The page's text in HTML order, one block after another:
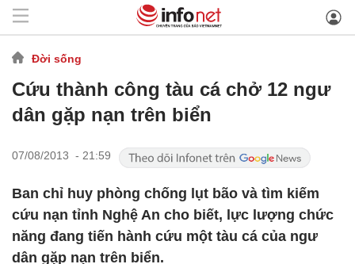
Đời sống
Cứu thành công tàu cá chở 12 ngư
dân gặp nạn trên biển
07/08/2013 - 21:59
Ban chỉ huy phòng chống lụt bão và tìm kiếm
cứu nạn tỉnh Nghệ An cho biết, lực lượng chức
năng đang tiến hành cứu một tàu cá của ngư
dân gặp nạn trên biển.